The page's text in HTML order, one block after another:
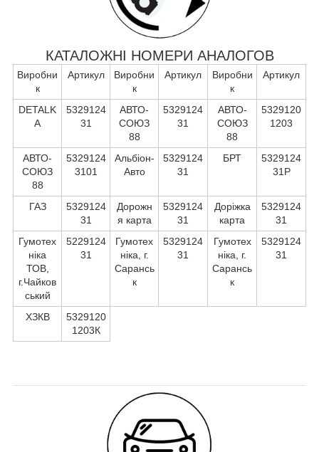
КАТАЛОЖНІ НОМЕРИ АНАЛОГОВ
Виробни
к
Артикул
Виробни
к
Артикул
Виробни
к
Артикул
DETALK
A
5329124
31
АВТО-
СОЮЗ
88
5329124
31
АВТО-
СОЮЗ
88
5329120
1203
АВТО-
СОЮЗ
88
5329124
3101
Альбіон-
Авто
5329124
31
БРТ
5329124
31Р
ГАЗ
5329124
31
Дорожн
я карта
5329124
31
Доріжка
карта
5329124
31
Гумотех
ніка
ТОВ,
г.Чайков
ський
5229124
31
Гумотех
ніка, г.
Сарансь
к
5329124
31
Гумотех
ніка, г.
Сарансь
к
5329124
31
ХЗКВ
5329120
1203К